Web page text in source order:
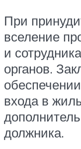
При
вселение
и
органов.
входа в
должника.